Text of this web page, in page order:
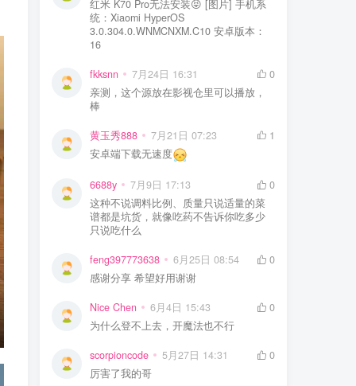
红米 K70 Pro无法安装😝 [图片] 手机系
统：Xiaomi HyperOS
3.0.304.0.WNMCNXM.C10 安卓版本：
16
fkksnn 7月24日 16:31
0
亲测，这个源放在影视仓里可以播放，
棒
黄玉秀888 7月21日 07:23
1
安卓端下载无速度
6688y 7月9日 17:13
0
这种不说调料比例、质量只说适量的菜
谱都是坑货，就像吃药不告诉你吃多少
只说吃什么
feng397773638 6月25日 08:54
0
感谢分享 希望好用谢谢
Nice Chen 6月4日 15:43
0
为什么登不上去，开魔法也不行
scorpioncode 5月27日 14:31
0
厉害了我的哥